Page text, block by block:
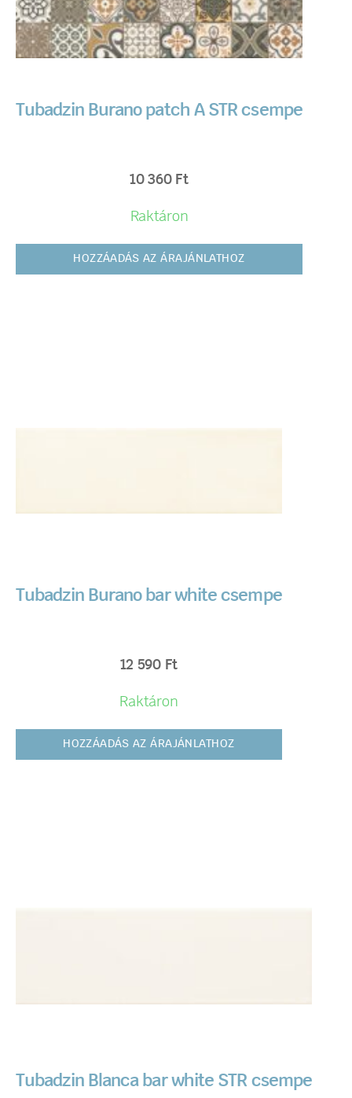
Tubadzin Burano patch A STR csempe
10 360 Ft
Raktáron
HOZZÁADÁS AZ ÁRAJÁNLATHOZ
Tubadzin Burano bar white csempe
12 590 Ft
Raktáron
HOZZÁADÁS AZ ÁRAJÁNLATHOZ
Tubadzin Blanca bar white STR csempe